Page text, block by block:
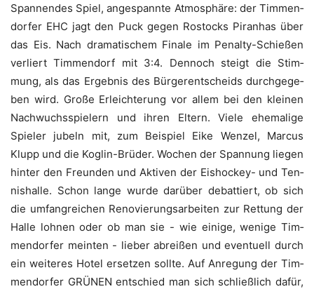
Span­nen­des Spiel, ange­spann­te Atmo­sphä­re: der Tim­men­
dor­fer EHC jagt den Puck gegen Ros­tocks Piran­has über
das Eis. Nach dra­ma­ti­schem Fina­le im Penal­ty-Schie­ßen
ver­liert Tim­men­dorf mit 3:4. Den­noch steigt die Stim­
mung, als das Ergeb­nis des Bür­ger­ent­scheids durch­ge­ge­
ben wird. Gro­ße Erleich­te­rung vor allem bei den klei­nen
Nach­wuchs­spie­lern und ihren Eltern. Vie­le ehe­ma­li­ge
Spie­ler jubeln mit, zum Bei­spiel Eike Wen­zel, Mar­cus
Klupp und die Kog­lin-Brü­der. Wochen der Span­nung lie­gen
hin­ter den Freun­den und Akti­ven der Eis­ho­ckey- und Ten­
nis­hal­le. Schon lan­ge wur­de dar­über debat­tiert, ob sich
die umfang­rei­chen Reno­vie­rungs­ar­bei­ten zur Ret­tung der
Hal­le loh­nen oder ob man sie - wie eini­ge, weni­ge Tim­
men­dor­fer mein­ten - lie­ber abrei­ßen und even­tu­ell durch
ein wei­te­res Hotel erset­zen soll­te. Auf Anre­gung der Tim­
men­dor­fer GRÜNEN ent­schied man sich schließ­lich dafür,